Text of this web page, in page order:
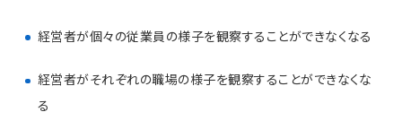
経営者が個々の従業員の様子を観察することができなくなる
経営者がそれぞれの職場の様子を観察することができなくな
る